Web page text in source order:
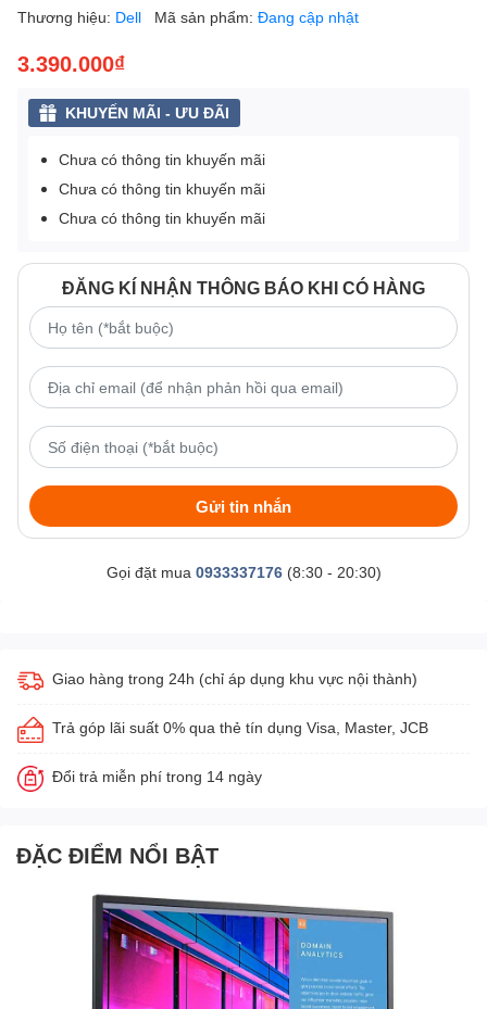
Thương hiệu: Dell Mã sản phẩm: Đang cập nhật
3.390.000₫
KHUYẾN MÃI - ƯU ĐÃI
Chưa có thông tin khuyến mãi
Chưa có thông tin khuyến mãi
Chưa có thông tin khuyến mãi
ĐĂNG KÍ NHẬN THÔNG BÁO KHI CÓ HÀNG
Gửi tin nhắn
Gọi đặt mua 0933337176(8:30 - 20:30)
Giao hàng trong 24h (chỉ áp dụng khu vực nội thành)
Trả góp lãi suất 0% qua thẻ tín dụng Visa, Master, JCB
Đổi trả miễn phí trong 14 ngày
ĐẶC ĐIỂM NỔI BẬT